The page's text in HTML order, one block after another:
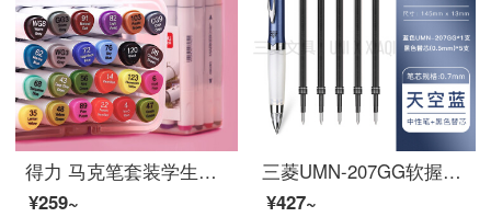
得力 马克笔套装学生水彩笔48色手绘美术设计 双头油性记号笔80色动漫绘画笔 可水洗马克笔24色
¥259~
三菱UMN-207GG软握中性笔按动式UNI礼品笔签字笔0.7mm 蓝色+0.5黑笔芯(UMR-85N)*5支
¥427~